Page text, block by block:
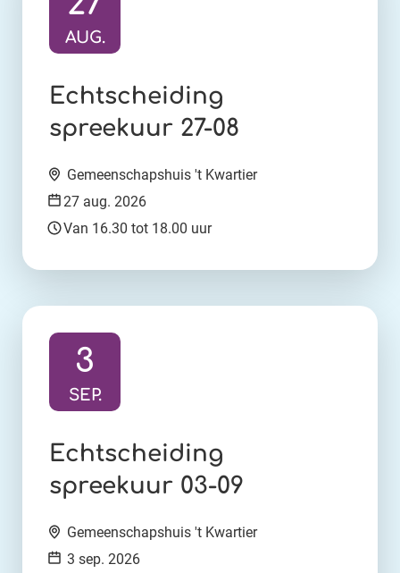
Ga naar activiteit:
Echtscheiding
spreekuur 27-08
AUG.
Locatie:
Gemeenschapshuis 't Kwartier
Datum:
27 aug. 2026
Tijd:
Van 16.30 tot 18.00 uur
Ga naar activiteit:
Echtscheiding
spreekuur 03-09
3
SEP.
Locatie:
Gemeenschapshuis 't Kwartier
Datum:
3 sep. 2026